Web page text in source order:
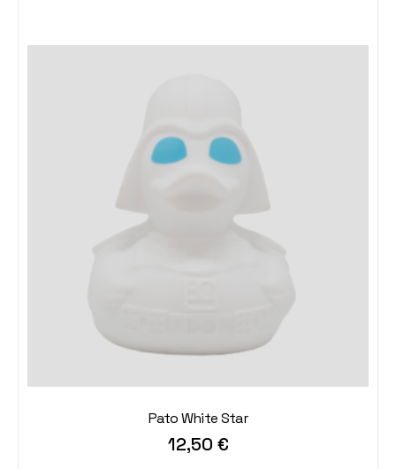
Pato White Star
12,50 €